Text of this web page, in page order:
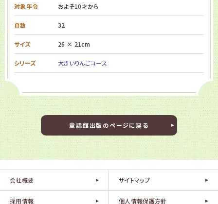
対象年令 およそ10才から
頁数 32
サイズ 26 × 21cm
シリーズ 大きいりんごコース
童話館出版のページに戻る
会社概要 サイトマップ
採用情報 個人情報保護方針